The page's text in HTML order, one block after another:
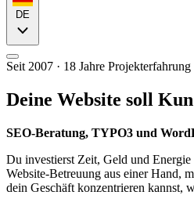
DE
Seit 2007 · 18 Jahre
Deine Website soll
SEO-Beratung, TYPO3 und
Du investierst Zeit, Geld und
Website-Betreuung aus einer Hand,
dein Geschäft konzentrieren kannst,